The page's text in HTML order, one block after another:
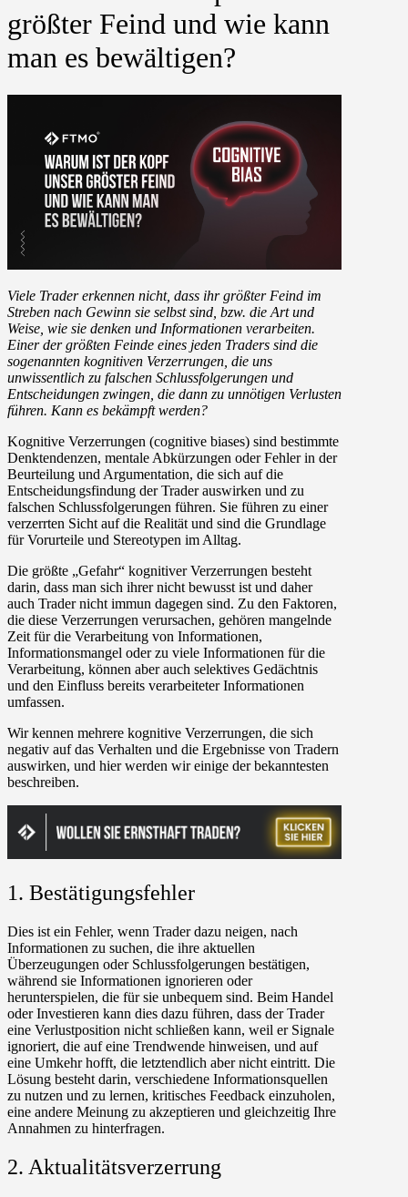
größter Feind und wie kann
man es bewältigen?
Viele Trader erkennen nicht, dass ihr größter Feind im
Streben nach Gewinn sie selbst sind, bzw. die Art und
Weise, wie sie denken und Informationen verarbeiten.
Einer der größten Feinde eines jeden Traders sind die
sogenannten kognitiven Verzerrungen, die uns
unwissentlich zu falschen Schlussfolgerungen und
Entscheidungen zwingen, die dann zu unnötigen Verlusten
führen. Kann es bekämpft werden?
Kognitive Verzerrungen (cognitive biases) sind bestimmte
Denktendenzen, mentale Abkürzungen oder Fehler in der
Beurteilung und Argumentation, die sich auf die
Entscheidungsfindung der Trader auswirken und zu
falschen Schlussfolgerungen führen. Sie führen zu einer
verzerrten Sicht auf die Realität und sind die Grundlage
für Vorurteile und Stereotypen im Alltag.
Die größte „Gefahr“ kognitiver Verzerrungen besteht
darin, dass man sich ihrer nicht bewusst ist und daher
auch Trader nicht immun dagegen sind. Zu den Faktoren,
die diese Verzerrungen verursachen, gehören mangelnde
Zeit für die Verarbeitung von Informationen,
Informationsmangel oder zu viele Informationen für die
Verarbeitung, können aber auch selektives Gedächtnis
und den Einfluss bereits verarbeiteter Informationen
umfassen.
Wir kennen mehrere kognitive Verzerrungen, die sich
negativ auf das Verhalten und die Ergebnisse von Tradern
auswirken, und hier werden wir einige der bekanntesten
beschreiben.
1. Bestätigungsfehler
Dies ist ein Fehler, wenn Trader dazu neigen, nach
Informationen zu suchen, die ihre aktuellen
Überzeugungen oder Schlussfolgerungen bestätigen,
während sie Informationen ignorieren oder
herunterspielen, die für sie unbequem sind. Beim Handel
oder Investieren kann dies dazu führen, dass der Trader
eine Verlustposition nicht schließen kann, weil er Signale
ignoriert, die auf eine Trendwende hinweisen, und auf
eine Umkehr hofft, die letztendlich aber nicht eintritt. Die
Lösung besteht darin, verschiedene Informationsquellen
zu nutzen und zu lernen, kritisches Feedback einzuholen,
eine andere Meinung zu akzeptieren und gleichzeitig Ihre
Annahmen zu hinterfragen.
2. Aktualitätsverzerrung